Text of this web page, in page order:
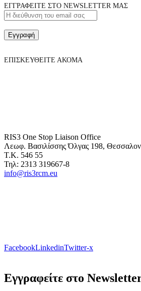
ΕΓΓΡΑΦΕΙΤΕ ΣΤΟ NEWSLETTER ΜΑΣ
Εγγραφή
ΕΠΙΣΚΕΥΘΕΙΤΕ ΑΚΟΜΑ
RIS3 One Stop Liaison Office
Λεωφ. Βασιλίσσης Όλγας 198,
Τ.Κ. 546 55
Τηλ: 2313 319667-8
info@ris3rcm.eu
FacebookLinkedinTwitter-x
Εγγραφείτε στο